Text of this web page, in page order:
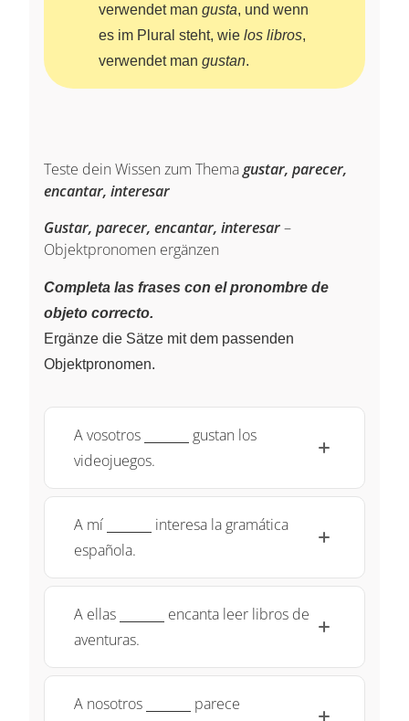
verwendet man gusta, und wenn
es im Plural steht, wie los libros,
verwendet man gustan.
Teste dein Wissen zum Themagustar, parecer,
encantar, interesar
Gustar, parecer, encantar, interesar–
Objektpronomen ergänzen
Completa las frases con el pronombre de
objeto correcto.
Ergänze die Sätze mit dem passenden
Objektpronomen.
A vosotros \underline{~\qquad~}
gustan los
videojuegos.
A mí \underline{~\qquad~}
interesa la gramática
española.
A ellas \underline{~\qquad~}
encanta leer libros de
aventuras.
A nosotros \underline{~\qquad~}
parece